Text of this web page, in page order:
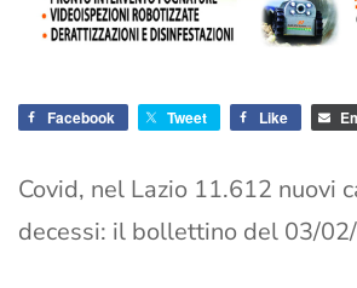
Facebook Tweet Like
Covid, nel Lazio 11.612 nuovi
decessi: il bollettino del 03/